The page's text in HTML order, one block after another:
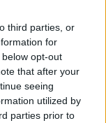
third parties, or
for
opt-out
that after your
seeing
utilized by
parties prior to